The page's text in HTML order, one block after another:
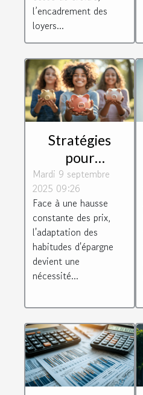
l’encadrement des
loyers...
Stratégies
pour
maximiser
l'épargne
personnelle en
période
d'inflation
Mardi 9 septembre
2025 09:26
Face à une hausse
constante des prix,
l'adaptation des
habitudes d'épargne
devient une
nécessité...